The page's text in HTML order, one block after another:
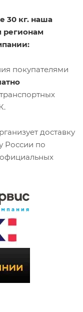
30 кг. наша
регионам
покупателями
доставку
России по